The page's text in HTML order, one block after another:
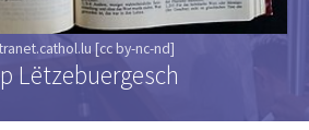
[cc by-nc-nd]
Lëtzebuergesch